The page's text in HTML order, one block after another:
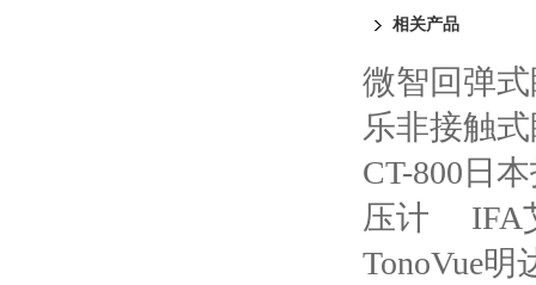
相关产品
微智回弹
乐非接触
CT-800日
压计
IFA
TonoVue